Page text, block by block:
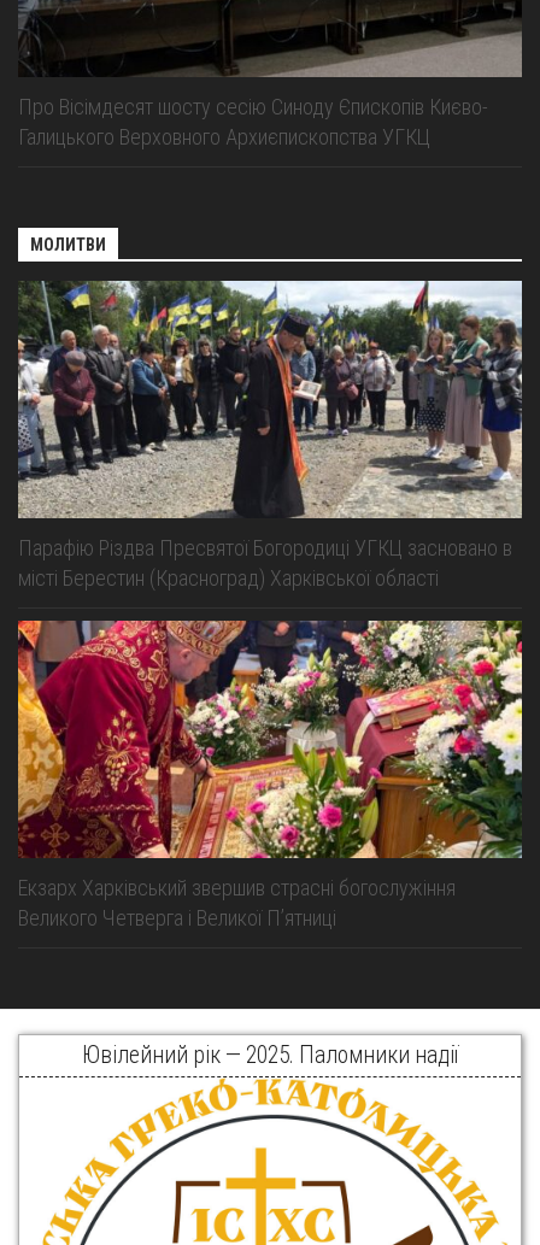
Про Вісімдесят шосту сесію Синоду Єпископів Києво-
Галицького Верховного Архиєпископства УГКЦ
МОЛИТВИ
Парафію Різдва Пресвятої Богородиці УГКЦ засновано в
місті Берестин (Красноград) Харківської області
Екзарх Харківський звершив страсні богослужіння
Великого Четверга і Великої Пʼятниці
Ювілейний рік — 2025. Паломники надії